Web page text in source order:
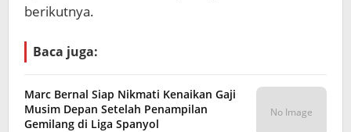
berikutnya.
Baca juga:
Marc Bernal Siap Nikmati Kenaikan Gaji
Musim Depan Setelah Penampilan
Gemilang di Liga Spanyol
No Image